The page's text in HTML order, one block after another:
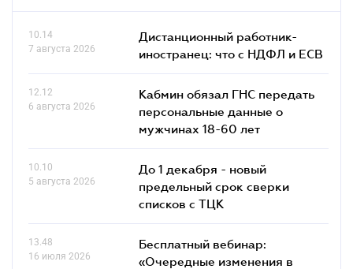
10.14
7 августа 2026
Дистанционный работник-
иностранец: что с НДФЛ и ЕСВ
12.12
6 августа 2026
Кабмин обязал ГНС передать
персональные данные о
мужчинах 18-60 лет
10.10
5 августа 2026
До 1 декабря - новый
предельный срок сверки
списков c ТЦК
13.48
16 июля 2026
Бесплатный вебинар:
«Очередные изменения в